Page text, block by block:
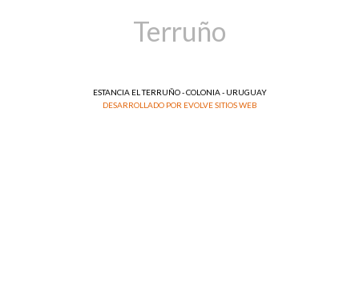
ESTANCIA EL TERRUÑO - COLONIA - URUGUAY
DESARROLLADO POR EVOLVE SITIOS WEB